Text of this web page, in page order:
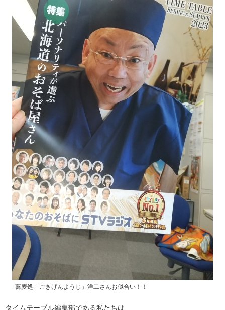
蕎麦処「ごきげんようじ」洋二さんお似合い！！
タイムテーブル編集部である私たちは、